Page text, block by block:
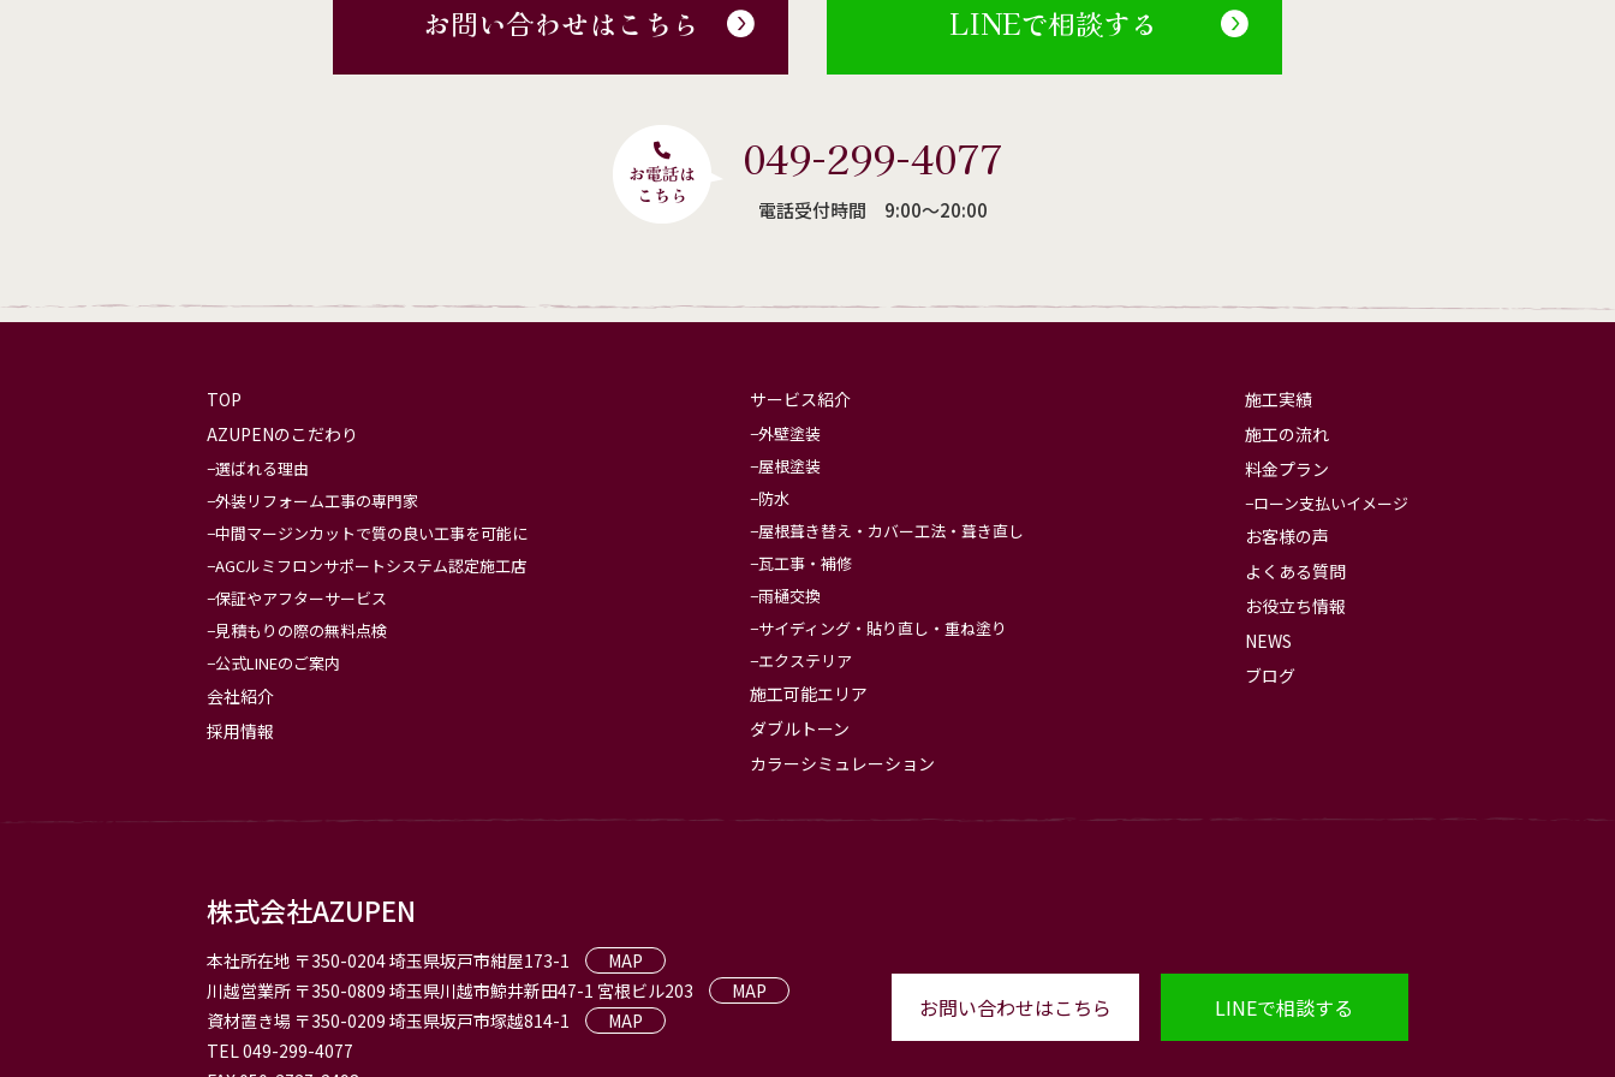
お問い合わせはこちら LINEで相談する
049-299-4077
電話受付時間 9:00〜20:00
TOP
AZUPENのこだわり
選ばれる理由
外装リフォーム工事の専門家
中間マージンカットで質の良い工事を可能に
AGCルミフロンサポートシステム認定施工店
保証やアフターサービス
見積もりの際の無料点検
公式LINEのご案内
会社紹介
採用情報
サービス紹介
外壁塗装
屋根塗装
防水
屋根葺き替え・カバー工法・葺き直し
瓦工事・補修
雨樋交換
サイディング・貼り直し・重ね塗り
エクステリア
施工可能エリア
ダブルトーン
カラーシミュレーション
施工実績
施工の流れ
料金プラン
ローン支払いイメージ
お客様の声
よくある質問
お役立ち情報
NEWS
ブログ
株式会社AZUPEN
本社所在地 〒350-0204 埼玉県坂戸市紺屋173-1
MAP
川越営業所 〒350-0809 埼玉県川越市鯨井新田47-1 宮根ビル203
MAP
資材置き場 〒350-0209 埼玉県坂戸市塚越814-1
MAP
TEL 049-299-4077
お問い合わせはこちら LINEで相談する